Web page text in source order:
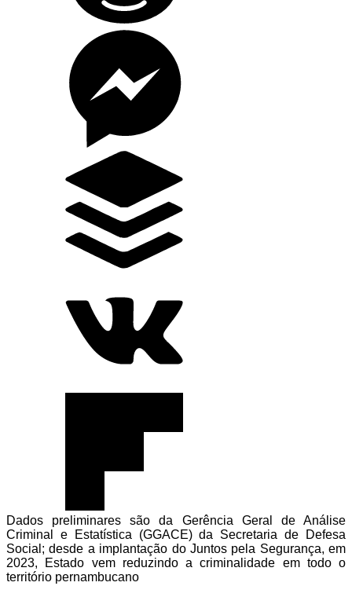
Dados preliminares são da Gerência Geral de Análise
Criminal e Estatística (GGACE) da Secretaria de Defesa
Social; desde a implantação do Juntos pela Segurança, em
2023, Estado vem reduzindo a criminalidade em todo o
território pernambucano